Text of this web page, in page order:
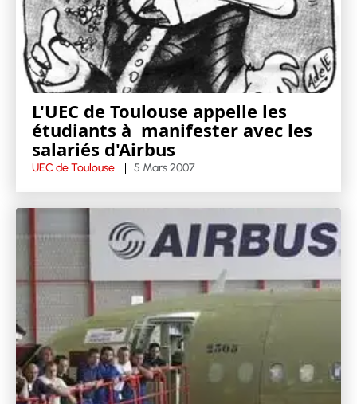
L'UEC de Toulouse appelle les
étudiants à manifester avec les
salariés d'Airbus
UEC de Toulouse 5 Mars 2007